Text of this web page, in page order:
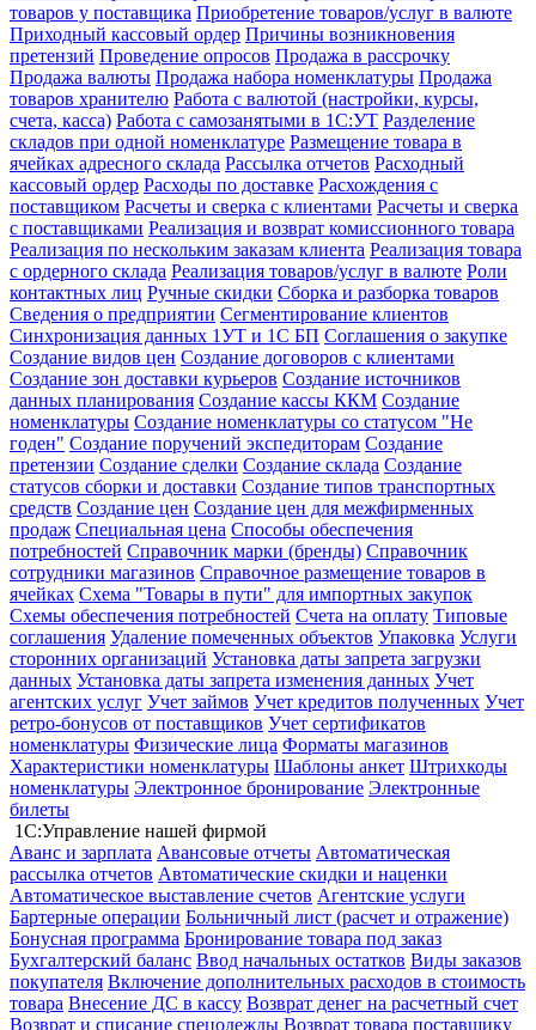
товаров у поставщика Приобретение товаров/услуг в валюте
Приходный кассовый ордер Причины возникновения
претензий Проведение опросов Продажа в рассрочку
Продажа валюты Продажа набора номенклатуры Продажа
товаров хранителю Работа с валютой (настройки, курсы,
счета, касса) Работа с самозанятыми в 1С:УТ Разделение
складов при одной номенклатуре Размещение товара в
ячейках адресного склада Рассылка отчетов Расходный
кассовый ордер Расходы по доставке Расхождения с
поставщиком Расчеты и сверка с клиентами Расчеты и сверка
с поставщиками Реализация и возврат комиссионного товара
Реализация по нескольким заказам клиента Реализация товара
с ордерного склада Реализация товаров/услуг в валюте Роли
контактных лиц Ручные скидки Сборка и разборка товаров
Сведения о предприятии Сегментирование клиентов
Синхронизация данных 1УТ и 1С БП Соглашения о закупке
Создание видов цен Создание договоров с клиентами
Создание зон доставки курьеров Создание источников
данных планирования Создание кассы ККМ Создание
номенклатуры Создание номенклатуры со статусом "Не
годен" Создание поручений экспедиторам Создание
претензии Создание сделки Создание склада Создание
статусов сборки и доставки Создание типов транспортных
средств Создание цен Создание цен для межфирменных
продаж Специальная цена Способы обеспечения
потребностей Справочник марки (бренды) Справочник
сотрудники магазинов Справочное размещение товаров в
ячейках Схема "Товары в пути" для импортных закупок
Схемы обеспечения потребностей Счета на оплату Типовые
соглашения Удаление помеченных объектов Упаковка Услуги
сторонних организаций Установка даты запрета загрузки
данных Установка даты запрета изменения данных Учет
агентских услуг Учет займов Учет кредитов полученных Учет
ретро-бонусов от поставщиков Учет сертификатов
номенклатуры Физические лица Форматы магазинов
Характеристики номенклатуры Шаблоны анкет Штрихкоды
номенклатуры Электронное бронирование Электронные
билеты
1С:Управление нашей фирмой
Аванс и зарплата Авансовые отчеты Автоматическая
рассылка отчетов Автоматические скидки и наценки
Автоматическое выставление счетов Агентские услуги
Бартерные операции Больничный лист (расчет и отражение)
Бонусная программа Бронирование товара под заказ
Бухгалтерский баланс Ввод начальных остатков Виды заказов
покупателя Включение дополнительных расходов в стоимость
товара Внесение ДС в кассу Возврат денег на расчетный счет
Возврат и списание спецодежды Возврат товара поставщику